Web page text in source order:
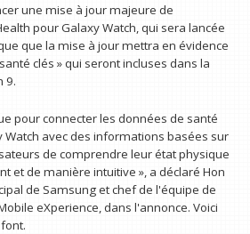
une mise à jour majeure de
pour Galaxy Watch, qui sera lancée
que la mise à jour mettra en évidence
clés » qui seront incluses dans la
9.
pour connecter les données de santé
avec des informations basées sur
de comprendre leur état physique
et de manière intuitive », a déclaré Hon
de Samsung et chef de l'équipe de
eXperience, dans l'annonce. Voici